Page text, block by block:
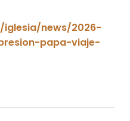
iglesia/news/2026-
papa-viaje-